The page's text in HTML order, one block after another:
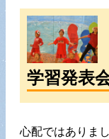
学習発表
心配ではありま